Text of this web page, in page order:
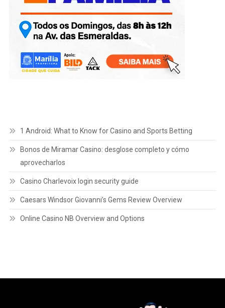
1 Android: What to Know for Casino and Sports Betting
Bonos de Miramar Casino: desglose completo y cómo
aprovecharlos
Casino Charlevoix login security guide
Caesars Windsor Giovanni’s Gems Review Overview
Online Casino NB Overview and Options